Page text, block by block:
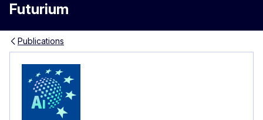
Futurium
Publications